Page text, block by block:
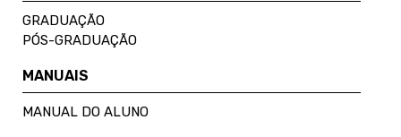
GRADUAÇÃO
PÓS-GRADUAÇÃO
MANUAIS
MANUAL DO ALUNO